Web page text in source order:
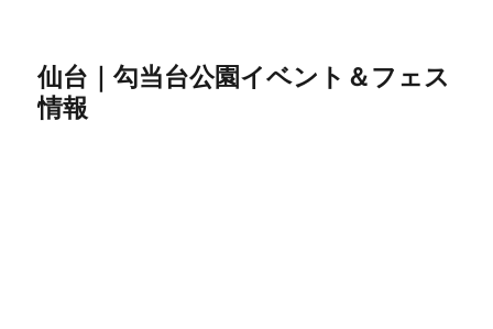
仙台｜勾当台公園イベント＆フェス
情報